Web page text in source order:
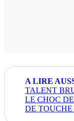
TALENT
LE CHOC
DE